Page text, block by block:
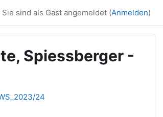
Sie sind als Gast angemeldet (Anmelden)
Spiessberger -
24